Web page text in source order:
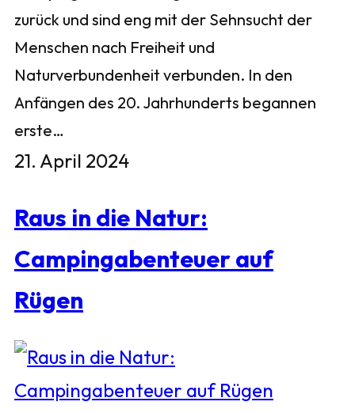
zurück und sind eng mit der Sehnsucht der
Menschen nach Freiheit und
Naturverbundenheit verbunden. In den
Anfängen des 20. Jahrhunderts begannen
erste…
21. April 2024
Raus in die Natur:
Campingabenteuer auf
Rügen